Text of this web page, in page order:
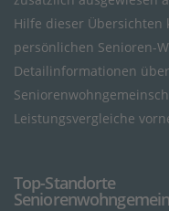
Hilfe dieser Übersichten
persönlichen Senioren-
Detailinformationen
Leistungsvergleiche
Top-Standorte